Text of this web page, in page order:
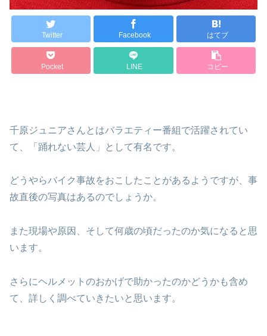
Twitter Facebook はてブ
Pocket LINE コピー
千原ジュニアさんとはバラエティー番組で活躍されてい
て、「踊れない芸人」として有名です。
どうやらバイク事故をおこしたことがあるようですが、事
故直後の写真はあるのでしょうか。
また現場や原因、そして何歳の頃だったのか気になると思
います。
さらにヘルメットのおかげで助かったのかどうかも含め
て、詳しく調べていきたいと思います。